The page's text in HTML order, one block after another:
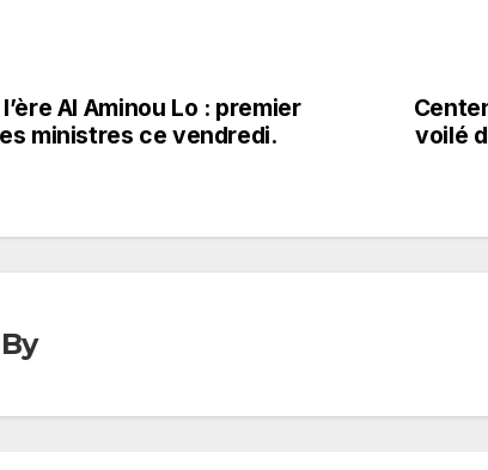
voilé
Al Aminou Lo : premier
ministres ce vendredi.
By